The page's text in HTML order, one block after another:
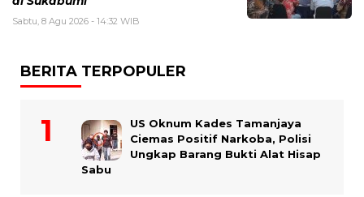
Sabtu, 8 Agu 2026 - 14:32 WIB
BERITA TERPOPULER
US Oknum Kades Tamanjaya
Ciemas Positif Narkoba, Polisi
Ungkap Barang Bukti Alat Hisap
Sabu